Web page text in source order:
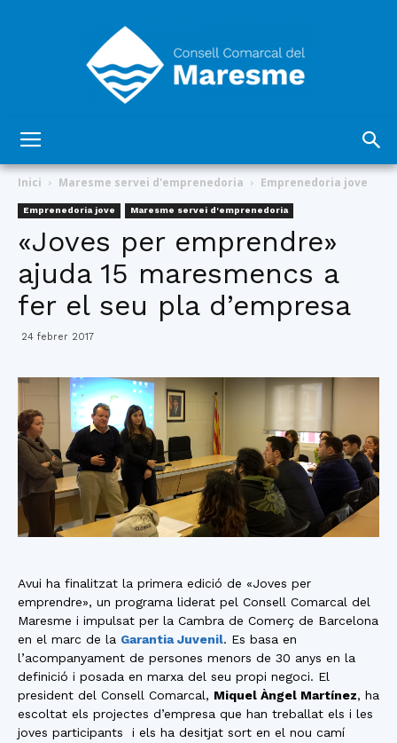
Comarcal
del
Maresme
Inici Maresme servei d'emprenedoria Emprenedoria jove
Emprenedoria jove Maresme servei d'emprenedoria
«Joves per emprendre»
ajuda 15 maresmencs a
fer el seu pla d’empresa
24 febrer 2017
Avui ha finalitzat la primera edició de «Joves per
emprendre», un programa liderat pel Consell Comarcal del
Maresme i impulsat per la Cambra de Comerç de Barcelona
en el marc de la Garantia Juvenil. Es basa en
l’acompanyament de persones menors de 30 anys en la
definició i posada en marxa del seu propi negoci. El
president del Consell Comarcal, Miquel Àngel Martínez, ha
escoltat els projectes d’empresa que han treballat els i les
joves participants i els ha desitjat sort en el nou camí